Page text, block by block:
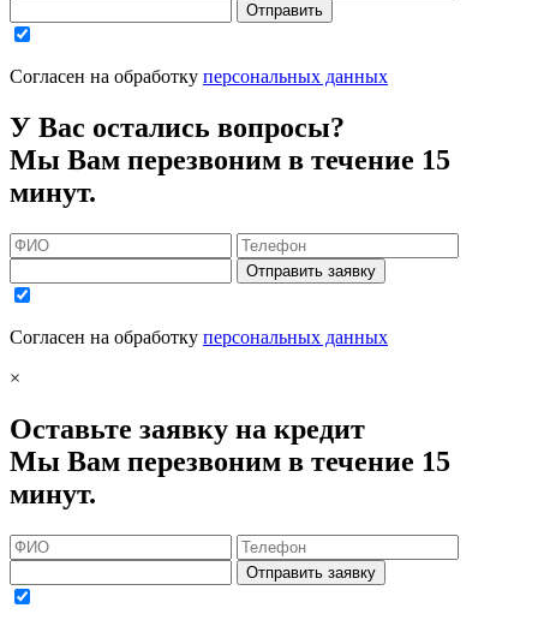
Отправить
Согласен на обработку персональных данных
У Вас остались вопросы?
Мы Вам перезвоним в течение 15
минут.
Отправить заявку
Согласен на обработку персональных данных
×
Оставьте заявку на кредит
Мы Вам перезвоним в течение 15
минут.
Отправить заявку